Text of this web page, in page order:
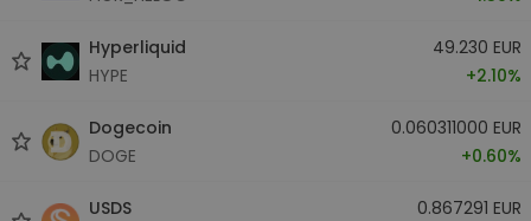
Hyperliquid
HYPE
49.230 EUR
+2.10%
Dogecoin
DOGE
0.060311000 EUR
+0.60%
USDS
0.867291 EUR